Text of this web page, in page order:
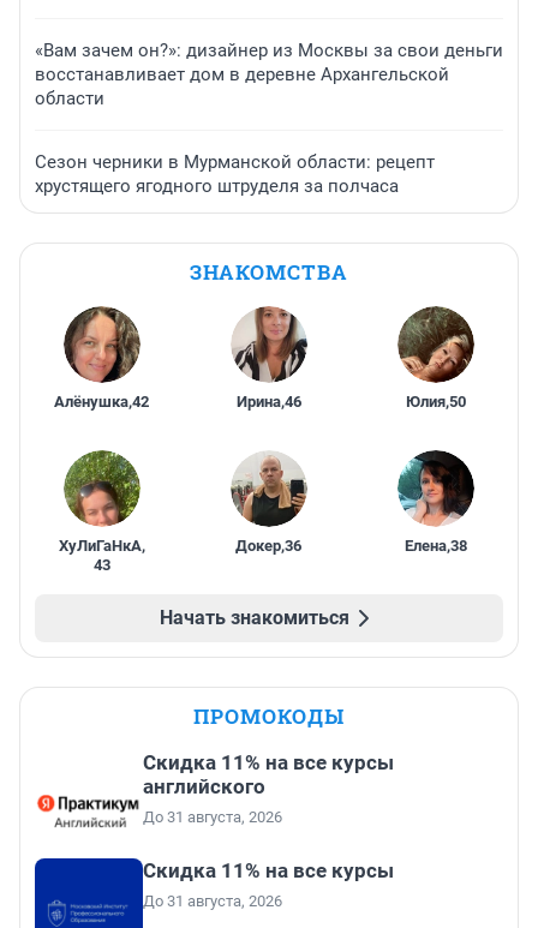
«Вам зачем он?»: дизайнер из Москвы за свои деньги
восстанавливает дом в деревне Архангельской
области
Сезон черники в Мурманской области: рецепт
хрустящего ягодного штруделя за полчаса
ЗНАКОМСТВА
Алёнушка,42 Ирина,46 Юлия,50
ХуЛиГаНкА,
43
Докер,36 Елена,38
Начать знакомиться
ПРОМОКОДЫ
Скидка 11% на все курсы
английского
До 31 августа, 2026
Скидка 11% на все курсы
До 31 августа, 2026